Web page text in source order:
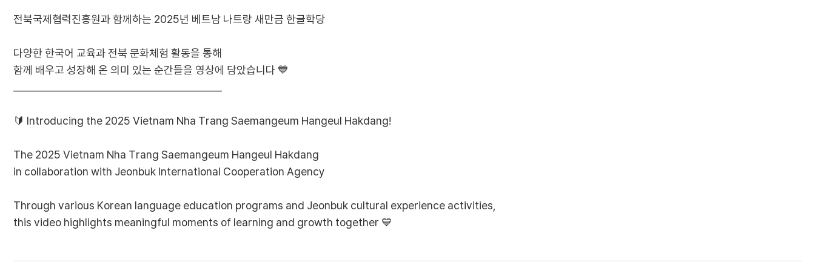
전북국제협력진흥원과 함께하는 2025년 베트남 나트랑 새만금 한글학당
다양한 한국어 교육과 전북 문화체험 활동을 통해
함께 배우고 성장해 온 의미 있는 순간들을 영상에 담았습니다 💙
🔰 Introducing the 2025 Vietnam Nha Trang Saemangeum Hangeul Hakdang!
The 2025 Vietnam Nha Trang Saemangeum Hangeul Hakdang
in collaboration with Jeonbuk International Cooperation Agency
Through various Korean language education programs and Jeonbuk cultural experience activities,
this video highlights meaningful moments of learning and growth together 💙